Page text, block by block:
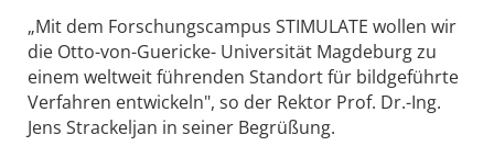
„Mit dem Forschungscampus STIMULATE wollen wir
die Otto-von-Guericke- Universität Magdeburg zu
einem weltweit führenden Standort für bildgeführte
Verfahren entwickeln", so der Rektor Prof. Dr.-Ing.
Jens Strackeljan in seiner Begrüßung.